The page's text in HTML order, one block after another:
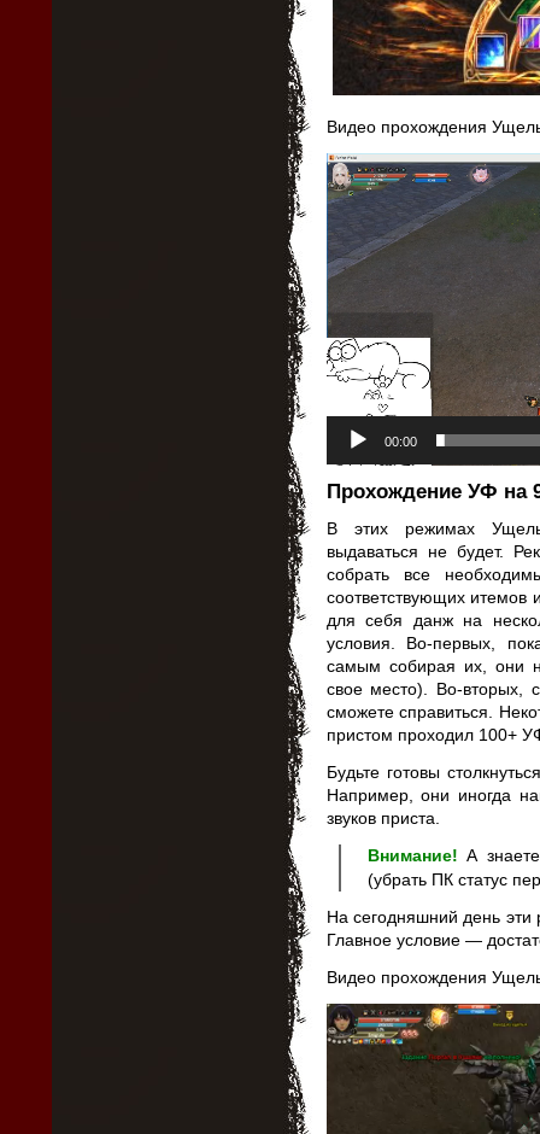
Видео прохождения
Видеоплеер
00:00
Прохождение УФ на
В этих режимах
выдаваться не будет.
собрать все
соответствующих итемов
для себя данж на
условия. Во-первых,
самым собирая их, они
свое место). Во-вторых,
сможете справиться.
пристом проходил 100+
Будьте готовы
Например, они иногда
звуков приста.
Внимание! А
(убрать ПК статус
На сегодняшний день
Главное условие —
Видео прохождения
Видеоплеер